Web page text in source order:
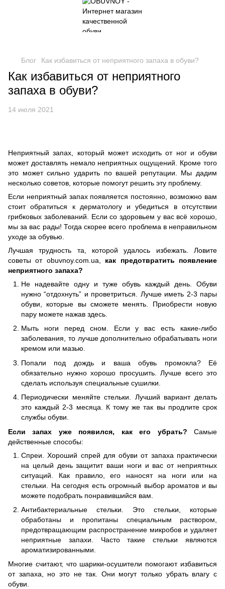
Блог Как избавиться от неприятного запаха в обуви?
Как избавиться от неприятного
запаха в обуви?
14 июля 2021
Неприятный запах, который может исходить от ног и обуви
может доставлять немало неприятных ощущений. Кроме того
это может сильно ударить по вашей репутации. Мы дадим
несколько советов, которые помогут решить эту проблему.
Если неприятный запах появляется постоянно, возможно вам
стоит обратиться к дерматологу и убедиться в отсутствии
грибковых заболеваний. Если со здоровьем у вас всё хорошо,
мы за вас рады! Тогда скорее всего проблема в неправильном
уходе за обувью.
Лучшая трудность та, которой удалось избежать. Ловите
советы от obuvnoy.com.ua,
как предотвратить появление
неприятного запаха?
Не надевайте одну и туже обувь каждый день. Обуви
нужно “отдохнуть” и проветриться. Лучше иметь 2-3 пары
обуви, которые вы сможете менять. Приобрести новую
пару можете нажав здесь.
Мыть ноги перед сном. Если у вас есть какие-либо
заболевания, то лучше дополнительно обрабатывать ноги
кремом или мазью.
Попали под дождь и ваша обувь промокла? Её
обязательно нужно хорошо просушить. Лучше всего это
сделать используя специальные сушилки.
Периодически меняйте стельки. Лучший вариант делать
это каждый 2-3 месяца. К тому же так вы продлите срок
службы обуви.
Если запах уже появился, как его убрать? Самые
действенные способы:
Спреи. Хороший спрей для обуви от запаха практически
на целый день защитит ваши ноги и вас от неприятных
ситуаций. Как правило, его наносят на ноги или на
стельки. На сегодня есть огромный выбор ароматов и вы
можете подобрать понравившийся вам.
Антибактериальные стельки. Это стельки, которые
обработаны и пропитаны специальным раствором,
предотвращающим распространение микробов и удаляет
неприятные запахи. Часто такие стельки являются
ароматизированными.
Многие считают, что шарики-осушители помогают избавиться
от запаха, но это не так. Они могут только убрать влагу с
обуви.